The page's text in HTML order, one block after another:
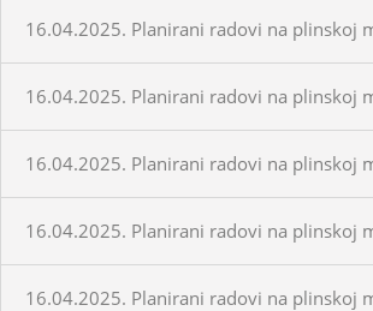
16.04.2025. Planirani radovi na plinskoj
16.04.2025. Planirani radovi na plinskoj
16.04.2025. Planirani radovi na plinskoj
16.04.2025. Planirani radovi na plinskoj
16.04.2025. Planirani radovi na plinskoj